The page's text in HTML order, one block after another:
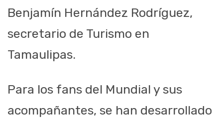
Benjamín Hernández Rodríguez,
secretario de Turismo en
Tamaulipas.
Para los fans del Mundial y sus
acompañantes, se han desarrollado